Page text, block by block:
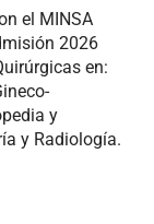
el MINSA
2026
en:
y
y Radiología.